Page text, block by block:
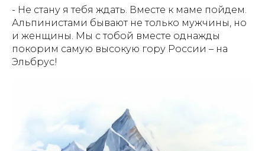
- Не стану я тебя ждать. Вместе к маме пойдем.
Альпинистами бывают не только мужчины, но
и женщины. Мы с тобой вместе однажды
покорим самую высокую гору России – на
Эльбрус!
смотреть
Востока. В конце каждой главы - задание, которое
поможет закрепить знания. Красочные
иллюстрации, волшебные приключения и, конечно,
важные знания о загадочном регионе великой